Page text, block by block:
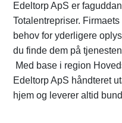
Edeltorp ApS er
Totalentrepriser.
behov for yderligere
du finde dem på tjenesten
Med base i region
Edeltorp ApS håndteret
hjem og leverer altid